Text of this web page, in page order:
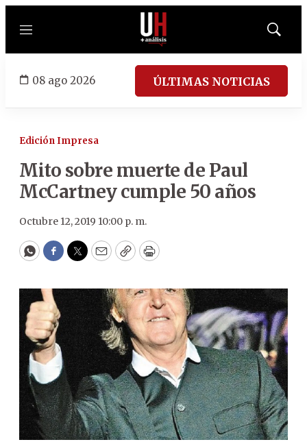
Menú
Mostrar
08 ago 2026 ÚLTIMAS NOTICIAS
Edición Impresa
Mito sobre muerte de Paul
McCartney cumple 50 años
Octubre 12, 2019 10:00 p. m.
WhatsApp
Facebook
Twitter
EmailCopyPrint